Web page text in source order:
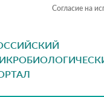
Согласие на